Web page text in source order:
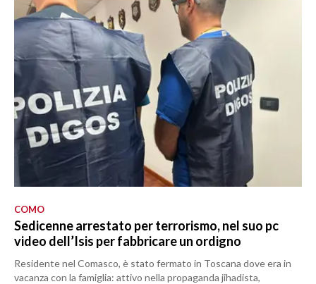
COMO
Sedicenne arrestato per terrorismo, nel suo pc
video dell’Isis per fabbricare un ordigno
Residente nel Comasco, è stato fermato in Toscana dove era in
vacanza con la famiglia: attivo nella propaganda jihadista,